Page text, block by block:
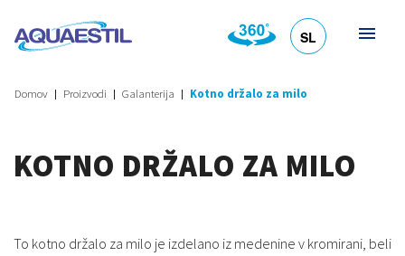
SL
Domov Proizvodi Galanterija Kotno držalo za milo
KOTNO DRŽALO ZA MILO
To kotno držalo za milo je izdelano iz medenine v kromirani, beli